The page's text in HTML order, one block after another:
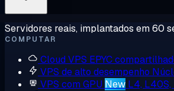
Servidores reais, implantados em 60
COMPUTAR
Cloud VPS EPYC
VPS de alto desempenho
VPS com GPU New L4, L40S,